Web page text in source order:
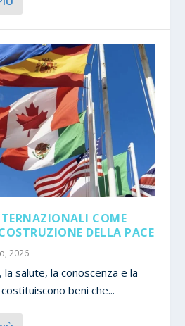
COME
DELLA PACE
2026
la salute, la conoscenza e la
beni che...